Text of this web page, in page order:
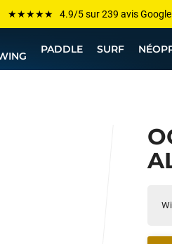
Les plus grandes marques sont chez
Jusqu’à -75% de remise sur le
💰 Meilleur prix garanti — Moins cher
PADDLE SURF